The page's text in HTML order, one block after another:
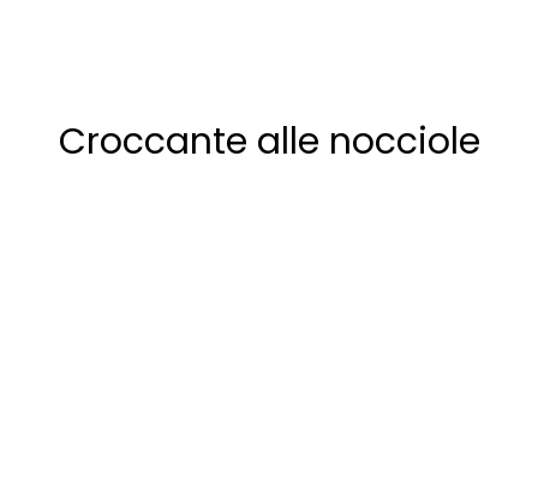
Croccante alle nocciole